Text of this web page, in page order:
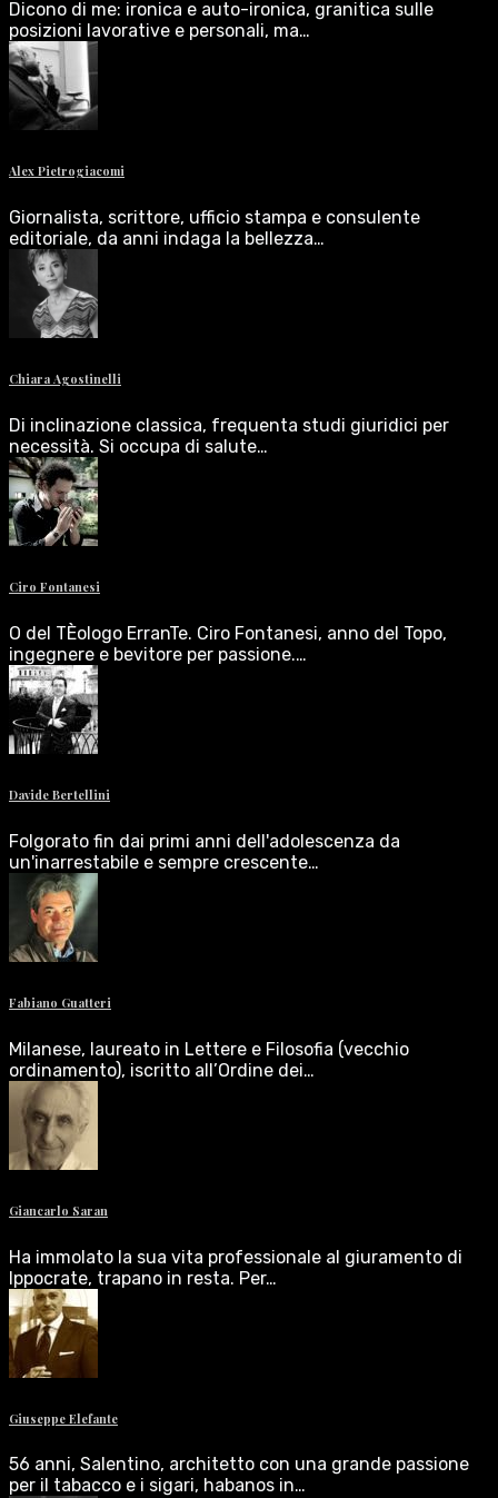
Dicono di me: ironica e auto-ironica, granitica sulle
posizioni lavorative e personali, ma…
Alex Pietrogiacomi
Giornalista, scrittore, ufficio stampa e consulente
editoriale, da anni indaga la bellezza…
Chiara Agostinelli
Di inclinazione classica, frequenta studi giuridici per
necessità. Si occupa di salute…
Ciro Fontanesi
O del TÈologo ErranTe. Ciro Fontanesi, anno del Topo,
ingegnere e bevitore per passione.…
Davide Bertellini
Folgorato fin dai primi anni dell'adolescenza da
un'inarrestabile e sempre crescente…
Fabiano Guatteri
Milanese, laureato in Lettere e Filosofia (vecchio
ordinamento), iscritto all’Ordine dei…
Giancarlo Saran
Ha immolato la sua vita professionale al giuramento di
Ippocrate, trapano in resta. Per…
Giuseppe Elefante
56 anni, Salentino, architetto con una grande passione
per il tabacco e i sigari, habanos in…